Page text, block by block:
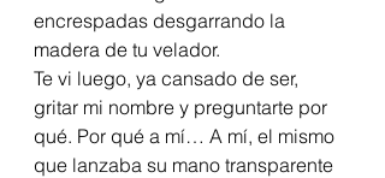
encrespadas desgarrando la
madera de tu velador.
Te vi luego, ya cansado de ser,
gritar mi nombre y preguntarte por
qué. Por qué a mí… A mí, el mismo
que lanzaba su mano transparente